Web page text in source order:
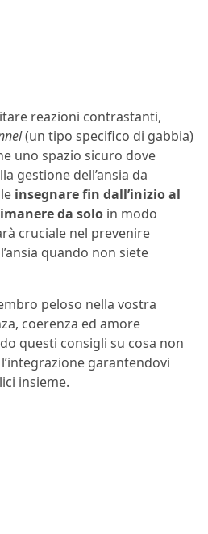
reazioni contrastanti,
(un tipo specifico di gabbia)
uno spazio sicuro dove
gestione dell’ansia da
insegnare fin dall’inizio al
da solo in modo
cruciale nel prevenire
quando non siete
peloso nella vostra
coerenza ed amore
questi consigli su cosa non
garantendovi
insieme.